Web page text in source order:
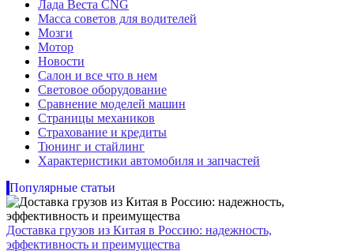
Лада Веста CNG
Масса советов для водителей
Мозги
Мотор
Новости
Салон и все что в нем
Световое оборудование
Сравнение моделей машин
Страницы механиков
Страхование и кредиты
Тюнинг и стайлинг
Характеристики автомобиля и запчастей
Популярные статьи
Доставка грузов из Китая в Россию: надежность,
эффективность и преимущества